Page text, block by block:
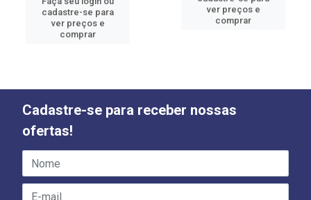
cadastre-se para
ver preços e
comprar
ver preços e
comprar
Cadastre-se para receber nossas
ofertas!